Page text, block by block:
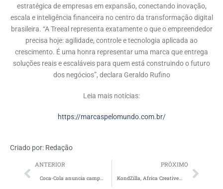
estratégica de empresas em expansão, conectando inovação,
escala e inteligência financeira no centro da transformação digital
brasileira. “A Treeal representa exatamente o que o empreendedor
precisa hoje: agilidade, controle e tecnologia aplicada ao
crescimento. É uma honra representar uma marca que entrega
soluções reais e escaláveis para quem está construindo o futuro
dos negócios”, declara Geraldo Rufino
Leia mais notícias:
https://marcaspelomundo.com.br/
Criado por: Redação
ANTERIOR PRÓXIMO
KondZilla, Africa Creative e Sweet Filmes assinam curta cinematográfico do novo álbum de Hodari